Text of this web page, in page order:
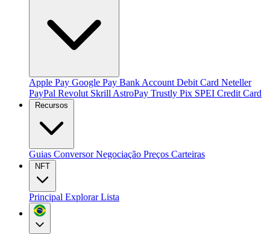
Apple Pay Google Pay Bank Account Debit Card Neteller
PayPal Revolut Skrill AstroPay Trustly Pix SPEI Credit Card
Recursos
Guias ConversorNegociação Preços Carteiras
NFT
Principal ExplorarLista